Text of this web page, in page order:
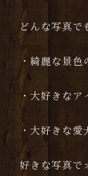
どんな写真で
・綺麗な景色
・大好きなア
・大好きな愛
好きな写真で